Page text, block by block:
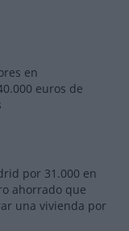
en
euros de
por 31.000 en
ahorrado que
una vivienda por